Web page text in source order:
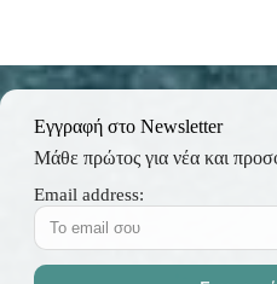
Εγγραφή στο Newsletter
Μάθε πρώτος για νέα και
Email address: